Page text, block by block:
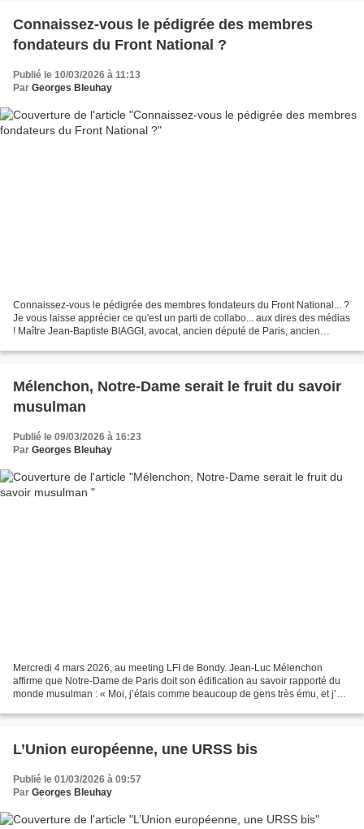
Connaissez-vous le pédigrée des membres
fondateurs du Front National ?
Publié le 10/03/2026 à 11:13
Par Georges Bleuhay
Connaissez-vous le pédigrée des membres fondateurs du Front National... ?
Je vous laisse apprécier ce qu'est un parti de collabo... aux dires des médias
! Maître Jean-Baptiste BIAGGI, avocat, ancien député de Paris, ancien
Mélenchon, Notre-Dame serait le fruit du savoir
musulman
Publié le 09/03/2026 à 16:23
Par Georges Bleuhay
Mercredi 4 mars 2026, au meeting LFI de Bondy. Jean-Luc Mélenchon
affirme que Notre-Dame de Paris doit son édification au savoir rapporté du
monde musulman : « Moi, j’étais comme beaucoup de gens très ému, et j’ai
L’Union européenne, une URSS bis
Publié le 01/03/2026 à 09:57
Par Georges Bleuhay